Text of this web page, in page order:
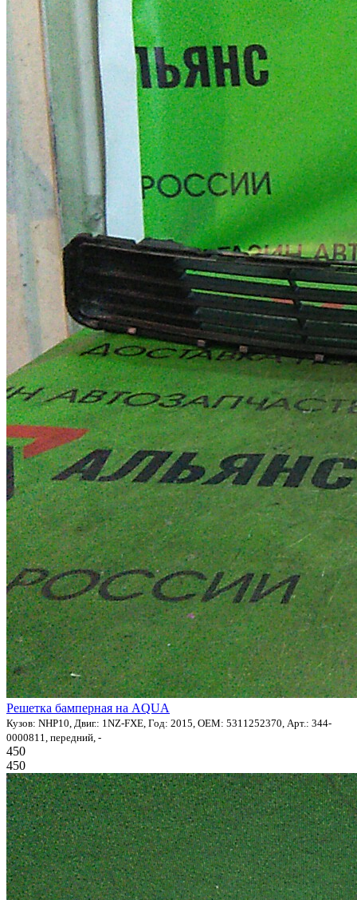
Решетка бамперная на AQUA
Кузов: NHP10, Двиг.: 1NZ-FXE, Год: 2015, OEM: 5311252370, Арт.: 344-
0000811, передний, -
450
450